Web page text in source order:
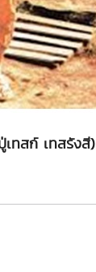
ทสก์ เทสรังสี)